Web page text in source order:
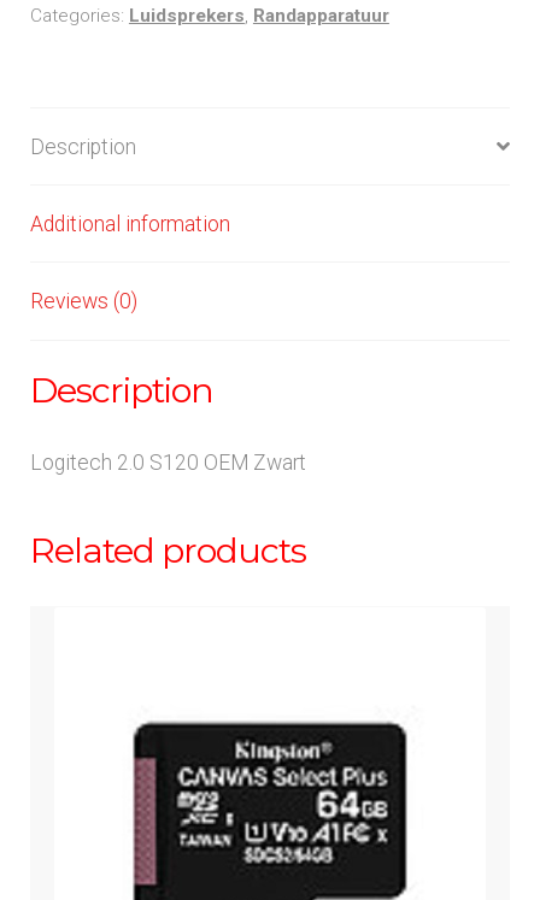
quantity
Categories: Luidsprekers, Randapparatuur
Description
Additional information
Reviews (0)
Description
Logitech 2.0 S120 OEM Zwart
Related products